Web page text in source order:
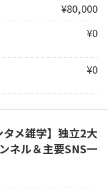
¥80,000
¥0
¥0
タメ雑学】独立2大
ネル＆主要SNS一